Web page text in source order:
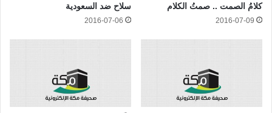
كلامُ الصمت .. صمتُ الكلام
2016-07-09
سلاح ضد السعودية
2016-07-06